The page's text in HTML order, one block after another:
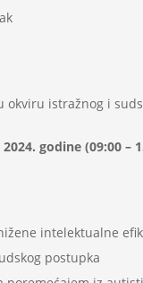
okviru istražnog i
godine (09:00 –
intelektualne
postupka